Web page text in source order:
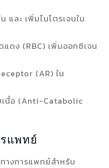
และ เพิ่มไนโตรเจนใน
ดง (RBC) เพิ่มออกซิเจน
(AR) ใน
นื้อ (Anti-Catabolic
แพทย์
างการแพทย์สำหรับ